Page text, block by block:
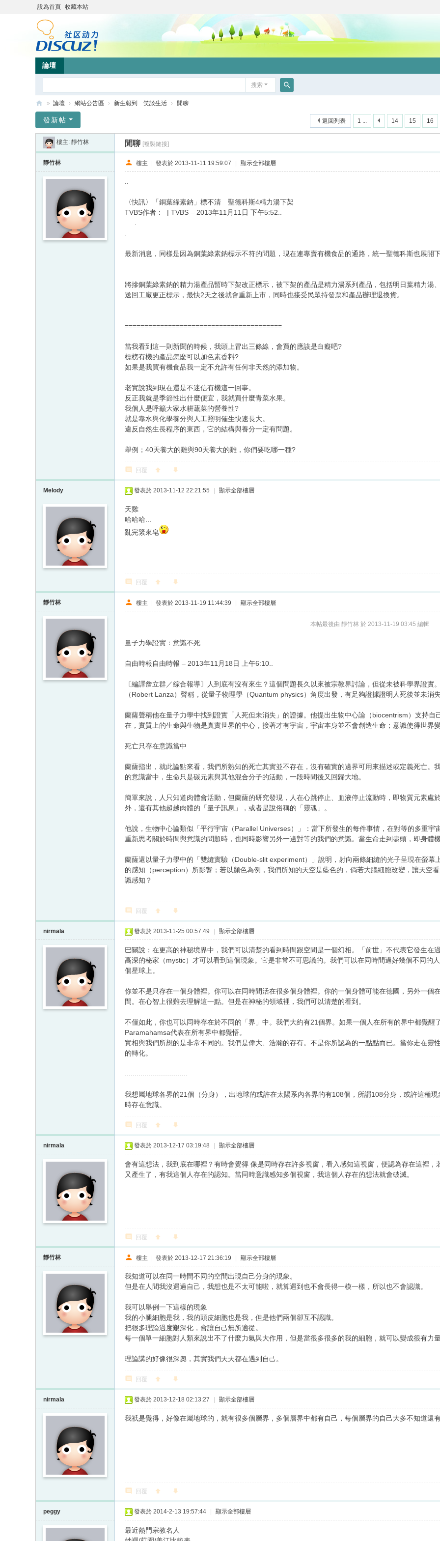
設為首頁 收藏本站
論壇
搜索
竹
» 論壇 › 網站公告區 › 新生報到 笑談生活 › 閒聊
1 ... 14 15 16
返回列表
發新帖
樓主: 靜竹林 閒聊 [複製鏈接]
靜竹林 樓主 | 發表於 2013-11-11 19:59:07 | 顯示全部樓層
〈快訊〉「銅葉綠素鈉」標不清 聖德科斯4精力湯下架
TVBS作者： | TVBS – 2013年11月11日 下午5:52..
最新消息，同樣是因為銅葉綠素鈉標示不符的問題，現在連專賣有機食品的通路，統一聖德科斯也展開下
將摻銅葉綠素鈉的精力湯產品暫時下架改正標示，被下架的產品是精力湯系列產品，包括明日葉精力湯
送回工廠更正標示，最快2天之後就會重新上市，同時也接受民眾持發票和產品辦理退換貨。
========================================
當我看到這一則新聞的時候，我頭上冒出三條線，會買的應該是白癡吧?
標榜有機的產品怎麼可以加色素香料?
如果是我買有機食品我一定不允許有任何非天然的添加物。
老實說我到現在還是不迷信有機這一回事。
反正我就是季節性出什麼便宜，我就買什麼青菜水果。
我個人是呼籲大家水耕蔬菜的營養性?
就是靠水與化學養分與人工照明催生快速長大。
違反自然生長程序的東西，它的結構與養分一定有問題。
舉例；40天養大的雞與90天養大的雞，你們要吃哪一種?
回覆
Melody 發表於 2013-11-12 22:21:55 顯示全部樓層
天雞
哈哈哈...
亂完緊來皂
回覆
靜竹林 樓主 | 發表於 2013-11-19 11:44:39 | 顯示全部樓層
本帖最後由 靜竹林 於 2013-11-19 03:45 編輯
量子力學證實：意識不死
自由時報自由時報 – 2013年11月18日 上午6:10..
〔編譯詹立群／綜合報導〕人到底有沒有來生？這個問題長久以來被宗教界討論，但從未被科學界證
（Robert Lanza）聲稱，從量子物理學（Quantum physics）角度出發，有足夠證據證明人死後並未消
蘭薩聲稱他在量子力學中找到證實「人死但未消失」的證據。他提出生物中心論（biocentrism）支持
在，實質上的生命與生物是真實世界的中心，接著才有宇宙，宇宙本身並不會創造生命；意識使得世界
死亡只存在意識當中
蘭薩指出，就此論點來看，我們所熟知的死亡其實並不存在，沒有確實的邊界可用來描述或定義死亡。
的意識當中，生命只是碳元素與其他混合分子的活動，一段時間後又回歸大地。
簡單來說，人只知道肉體會活動，但蘭薩的研究發現，人在心跳停止、血液停止流動時，即物質元素處
外，還有其他超越肉體的「量子訊息」，或者是說俗稱的「靈魂」。
他說，生物中心論類似「平行宇宙（Parallel Universes）」：當下所發生的每件事情，在對等的多重宇
重新思考關於時間與意識的問題時，也同時影響另外一邊對等的我們的意識。當生命走到盡頭，即身體
蘭薩還以量子力學中的「雙縫實驗（Double-slit experiment）」說明，射向兩條細縫的光子呈現在螢幕
的感知（perception）所影響；若以顏色為例，我們所知的天空是藍色的，倘若大腦細胞改變，讓天空
識感知？
回覆
nirmala 發表於 2013-11-25 00:57:49 顯示全部樓層
巴關說：在更高的神秘境界中，我們可以清楚的看到時間跟空間是一個幻相。「前世」不代表它發生在
高深的秘家（mystic）才可以看到這個現象。它是非常不可思議的。我們可以在同時間過好幾個不同的
個星球上。
你並不是只存在一個身體裡。你可以在同時間活在很多個身體裡。你的一個身體可能在德國，另外一個
間。在心智上很難去理解這一點。但是在神秘的領域裡，我們可以清楚的看到。
不僅如此，你也可以同時存在於不同的「界」中。我們大約有21個界。如果一個人在所有的界中都覺醒
Paramahamsa代表在所有界中都覺悟。
實相與我們所想的是非常不同的。我們是偉大、浩瀚的存有。不是你所認為的一點點而已。當你走在靈
的轉化。
我想屬地球各界的21個（分身），出地球的或許在太陽系內各界的有108個，所謂108分身，或許這種
時存在意識。
回覆
nirmala 發表於 2013-12-17 03:19:48 顯示全部樓層
會有這想法，我到底在哪裡？有時會覺得 像是同時存在許多視窗，看入感知這視窗，便認為存在這裡
又產生了，有我這個人存在的認知。當同時意識感知多個視窗，我這個人存在的想法就會破滅。
回覆
靜竹林 樓主 | 發表於 2013-12-17 21:36:19 | 顯示全部樓層
我知道可以在同一時間不同的空間出現自己分身的現象。
但是在人間我沒遇過自己，我想也是不太可能啦，就算遇到也不會長得一模一樣，所以也不會認識。
我可以舉例一下這樣的現象
我的小腿細胞是我，我的頭皮細胞也是我，但是他們兩個卻互不認識。
把很多理論過度艱深化，會讓自己無所適從。
每一個單一細胞對人類來說出不了什麼力氣與大作用，但是當很多很多的我的細胞，就可以變成很有力
理論講的好像很深奧，其實我們天天都在遇到自己。
回覆
nirmala 發表於 2013-12-18 02:13:27 顯示全部樓層
我祇是覺得，好像在屬地球的，就有很多個層界，多個層界中都有自己，每個層界的自己大多不知道還
回覆
peggy 發表於 2014-2-13 19:57:44 顯示全部樓層
最近熱門宗教名人